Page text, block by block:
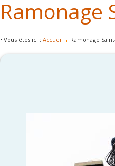
Ramonage
• Vous êtes ici : Accueil Ramonage